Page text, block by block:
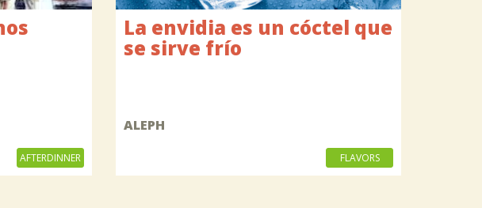
AFTERDINNER
La envidia es un cóctel que
se sirve frío
ALEPH
FLAVORS